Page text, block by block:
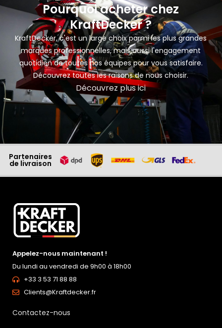
Pourquoi acheter chez
KraftDecker ?
KraftDecker, c'est un large choix parmi les plus grandes
marques professionnelles, mais aussi l'engagement
quotidien de toutes nos équipes pour vous satisfaire.
Découvrez toutes les raisons de nous choisir.
Découvrez plus ici
Partenaires
de livraison
Appelez-nous maintenant !
Du lundi au vendredi de 9h00 à 18h00
+33 3 53 71 88 88
Clients@Kraftdecker.fr
Contactez-nous